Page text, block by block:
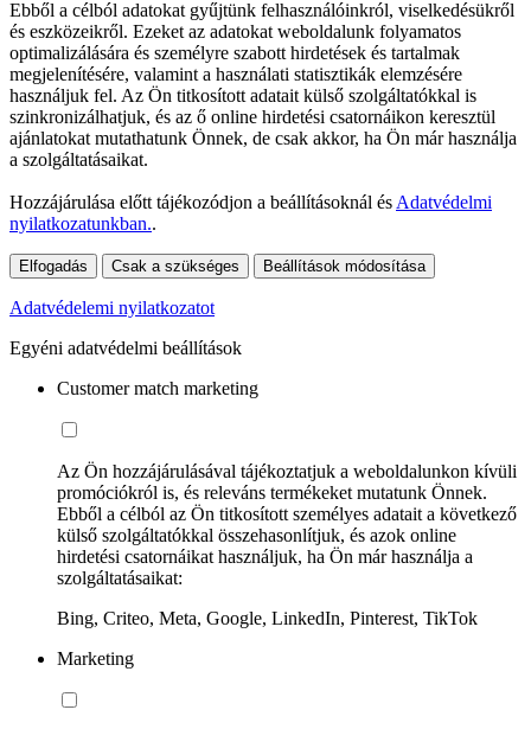
Ebből a célból adatokat gyűjtünk felhasználóinkról, viselkedésükről
és eszközeikről. Ezeket az adatokat weboldalunk folyamatos
optimalizálására és személyre szabott hirdetések és tartalmak
megjelenítésére, valamint a használati statisztikák elemzésére
használjuk fel. Az Ön titkosított adatait külső szolgáltatókkal is
szinkronizálhatjuk, és az ő online hirdetési csatornáikon keresztül
ajánlatokat mutathatunk Önnek, de csak akkor, ha Ön már használja
a szolgáltatásaikat.
Hozzájárulása előtt tájékozódjon a beállításoknál és Adatvédelmi
nyilatkozatunkban..
Elfogadás Csak a szükséges Beállítások módosítása
Adatvédelemi nyilatkozatot
Egyéni adatvédelmi beállítások
Customer match marketing
Az Ön hozzájárulásával tájékoztatjuk a weboldalunkon kívüli
promóciókról is, és releváns termékeket mutatunk Önnek.
Ebből a célból az Ön titkosított személyes adatait a következő
külső szolgáltatókkal összehasonlítjuk, és azok online
hirdetési csatornáikat használjuk, ha Ön már használja a
szolgáltatásaikat:
Bing, Criteo, Meta, Google, LinkedIn, Pinterest, TikTok
Marketing